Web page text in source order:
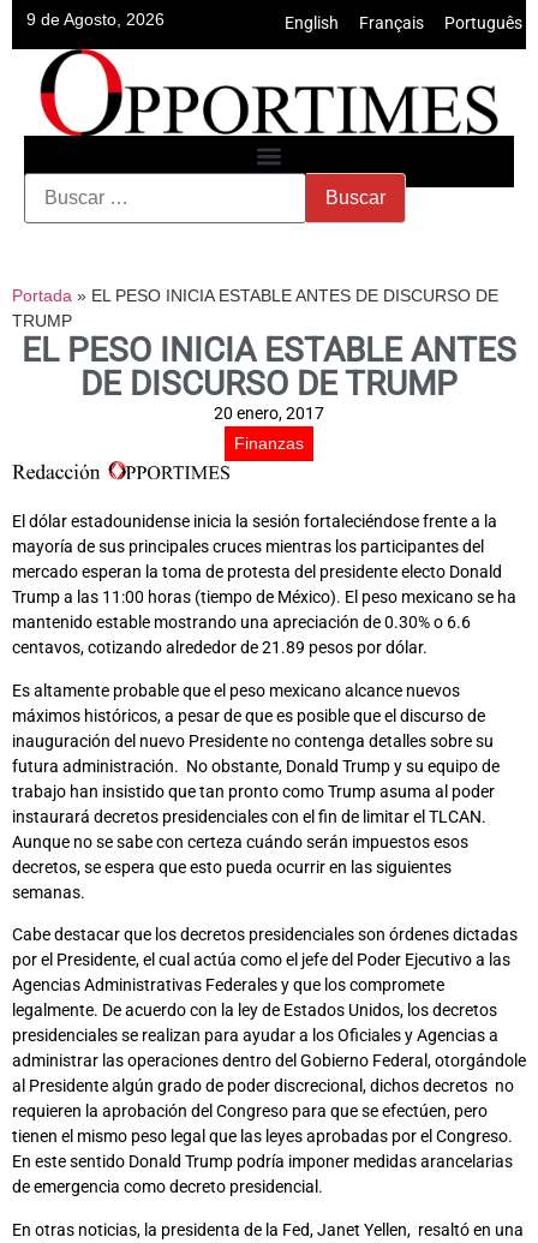
9 de Agosto, 2026 English Français Português
Portada » EL PESO INICIA ESTABLE ANTES DE DISCURSO DE
TRUMP
EL PESO INICIA ESTABLE ANTES
DE DISCURSO DE TRUMP
20 enero, 2017
Finanzas
El dólar estadounidense inicia la sesión fortaleciéndose frente a la
mayoría de sus principales cruces mientras los participantes del
mercado esperan la toma de protesta del presidente electo Donald
Trump a las 11:00 horas (tiempo de México). El peso mexicano se ha
mantenido estable mostrando una apreciación de 0.30% o 6.6
centavos, cotizando alrededor de 21.89 pesos por dólar.
Es altamente probable que el peso mexicano alcance nuevos
máximos históricos, a pesar de que es posible que el discurso de
inauguración del nuevo Presidente no contenga detalles sobre su
futura administración. No obstante, Donald Trump y su equipo de
trabajo han insistido que tan pronto como Trump asuma al poder
instaurará decretos presidenciales con el fin de limitar el TLCAN.
Aunque no se sabe con certeza cuándo serán impuestos esos
decretos, se espera que esto pueda ocurrir en las siguientes
semanas.
Cabe destacar que los decretos presidenciales son órdenes dictadas
por el Presidente, el cual actúa como el jefe del Poder Ejecutivo a las
Agencias Administrativas Federales y que los compromete
legalmente. De acuerdo con la ley de Estados Unidos, los decretos
presidenciales se realizan para ayudar a los Oficiales y Agencias a
administrar las operaciones dentro del Gobierno Federal, otorgándole
al Presidente algún grado de poder discrecional, dichos decretos no
requieren la aprobación del Congreso para que se efectúen, pero
tienen el mismo peso legal que las leyes aprobadas por el Congreso.
En este sentido Donald Trump podría imponer medidas arancelarias
de emergencia como decreto presidencial.
En otras noticias, la presidenta de la Fed, Janet Yellen, resaltó en una